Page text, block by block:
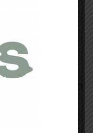
pas ».
pas la pression
déjà de voir
va être reçu et
».